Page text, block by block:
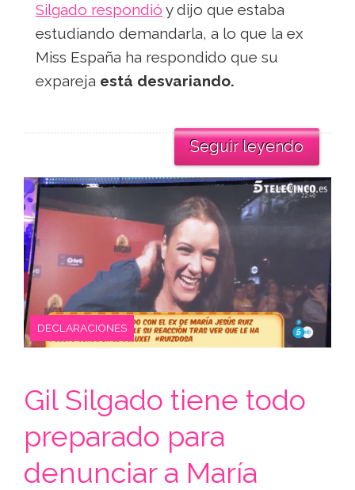
Silgado respondió y dijo que estaba
estudiando demandarla, a lo que la ex
Miss España ha respondido que su
expareja está desvariando.
Seguir leyendo
DECLARACIONES
Gil Silgado tiene todo
preparado para
denunciar a María